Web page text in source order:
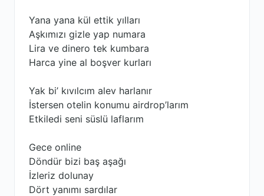
Yana yana kül ettik yılları
Aşkımızı gizle yap numara
Lira ve dinero tek kumbara
Harca yine al boşver kurları
Yak bi’ kıvılcım alev harlanır
İstersen otelin konumu airdrop’larım
Etkiledi seni süslü laflarım
Gece online
Döndür bizi baş aşağı
İzleriz dolunay
Dört yanımı sardılar